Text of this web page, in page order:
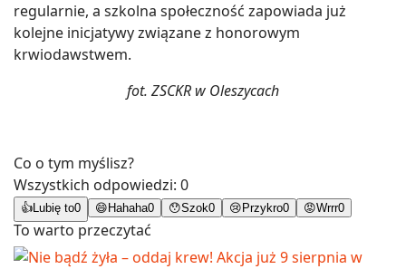
regularnie, a szkolna społeczność zapowiada już
kolejne inicjatywy związane z honorowym
krwiodawstwem.
fot. ZSCKR w Oleszycach
Co o tym myślisz?
Wszystkich odpowiedzi: 0
👍 Lubię to0 😄 Hahaha0 😯Szok0 😢 Przykro0 😡Wrrr0
To warto przeczytać